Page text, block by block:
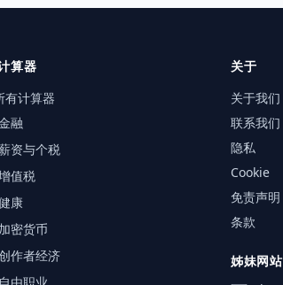
算器
有计算器
融
资与个税
值税
康
加密货币
作者经济
关于
关于我们
联系我们
隐私
Cookie
免责声明
条款
姊妹网站